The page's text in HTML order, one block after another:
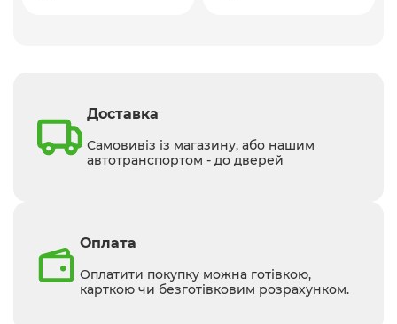
Доставка
Самовивіз із магазину, або нашим
автотранспортом - до дверей
Оплата
Оплатити покупку можна готівкою,
карткою чи безготівковим розрахунком.